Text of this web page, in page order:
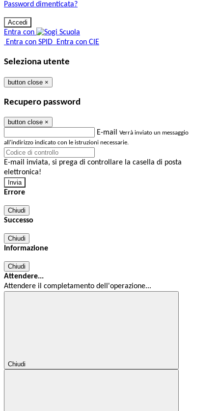
Password dimenticata?
Entra con
Entra con SPID Entra con CIE
Seleziona utente
button close ×
Recupero password
button close ×
E-mail Verrà inviato un messaggio
all'indirizzo indicato con le istruzioni necessarie.
E-mail inviata, si prega di controllare la casella di posta
elettronica!
Errore
Chiudi
Successo
Chiudi
Informazione
Chiudi
Attendere...
Attendere il completamento dell'operazione...
Chiudi